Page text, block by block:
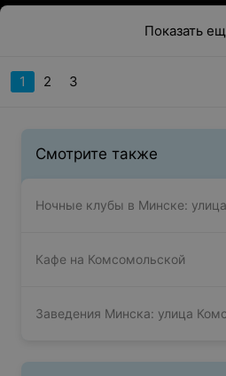
Показать
1 2 3
Смотрите также
Ночные клубы в Минске:
Кафе на Комсомольской
Заведения Минска: улица